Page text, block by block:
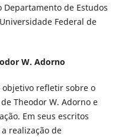
Departamento de Estudos
Federal de
W. Adorno
refletir sobre o
Theodor W. Adorno e
Em seus escritos
realização de